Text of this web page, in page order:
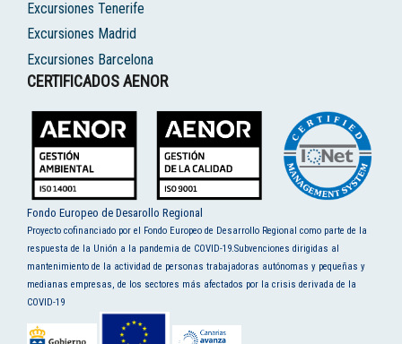
Excursiones Tenerife
Excursiones Madrid
Excursiones Barcelona
CERTIFICADOS AENOR
Fondo Europeo de Desarollo Regional
Proyecto cofinanciado por el Fondo Europeo de Desarrollo Regional como parte de la
respuesta de la Unión a la pandemia de COVID-19.Subvenciones dirigidas al
mantenimiento de la actividad de personas trabajadoras autónomas y pequeñas y
medianas empresas, de los sectores más afectados por la crisis derivada de la
COVID-19